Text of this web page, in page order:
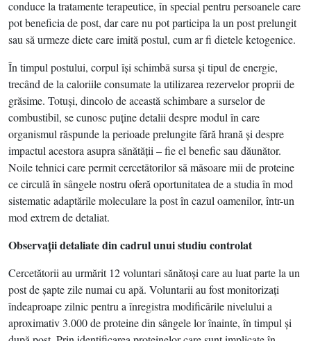
conduce la tratamente terapeutice, în special pentru persoanele care
pot beneficia de post, dar care nu pot participa la un post prelungit
sau să urmeze diete care imită postul, cum ar fi dietele ketogenice.
În timpul postului, corpul îşi schimbă sursa şi tipul de energie,
trecând de la caloriile consumate la utilizarea rezervelor proprii de
grăsime. Totuşi, dincolo de această schimbare a surselor de
combustibil, se cunosc puţine detalii despre modul în care
organismul răspunde la perioade prelungite fără hrană şi despre
impactul acestora asupra sănătăţii – fie el benefic sau dăunător.
Noile tehnici care permit cercetătorilor să măsoare mii de proteine
ce circulă în sângele nostru oferă oportunitatea de a studia în mod
sistematic adaptările moleculare la post în cazul oamenilor, într-un
mod extrem de detaliat.
Observaţii detaliate din cadrul unui studiu controlat
Cercetătorii au urmărit 12 voluntari sănătoşi care au luat parte la un
post de şapte zile numai cu apă. Voluntarii au fost monitorizaţi
îndeaproape zilnic pentru a înregistra modificările nivelului a
aproximativ 3.000 de proteine din sângele lor înainte, în timpul şi